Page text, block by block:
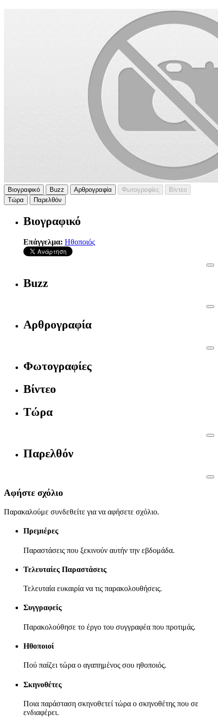
Βιογραφικό Buzz Αρθρογραφία Φωτογραφίες
Βίντεο
Τώρα
Παρελθόν
Βιογραφικό
Επάγγελμα: Ηθοποιός
Buzz
Αρθρογραφία
Φωτογραφίες
Βίντεο
Τώρα
Παρελθόν
Αφήστε σχόλιο
Παρακαλούμε συνδεθείτε για να αφήσετε σχόλιο.
Πρεμιέρες
Παραστάσεις που ξεκινούν αυτήν την εβδομάδα.
Τελευταίες Παραστάσεις
Τελευταία ευκαιρία να τις παρακολουθήσεις.
Συγγραφείς
Παρακολούθησε το έργο του συγγραφέα που προτιμάς.
Ηθοποιοί
Πού παίζει τώρα ο αγαπημένος σου ηθοποιός.
Σκηνοθέτες
Ποια παράσταση σκηνοθετεί τώρα ο σκηνοθέτης που σε
ενδιαφέρει.